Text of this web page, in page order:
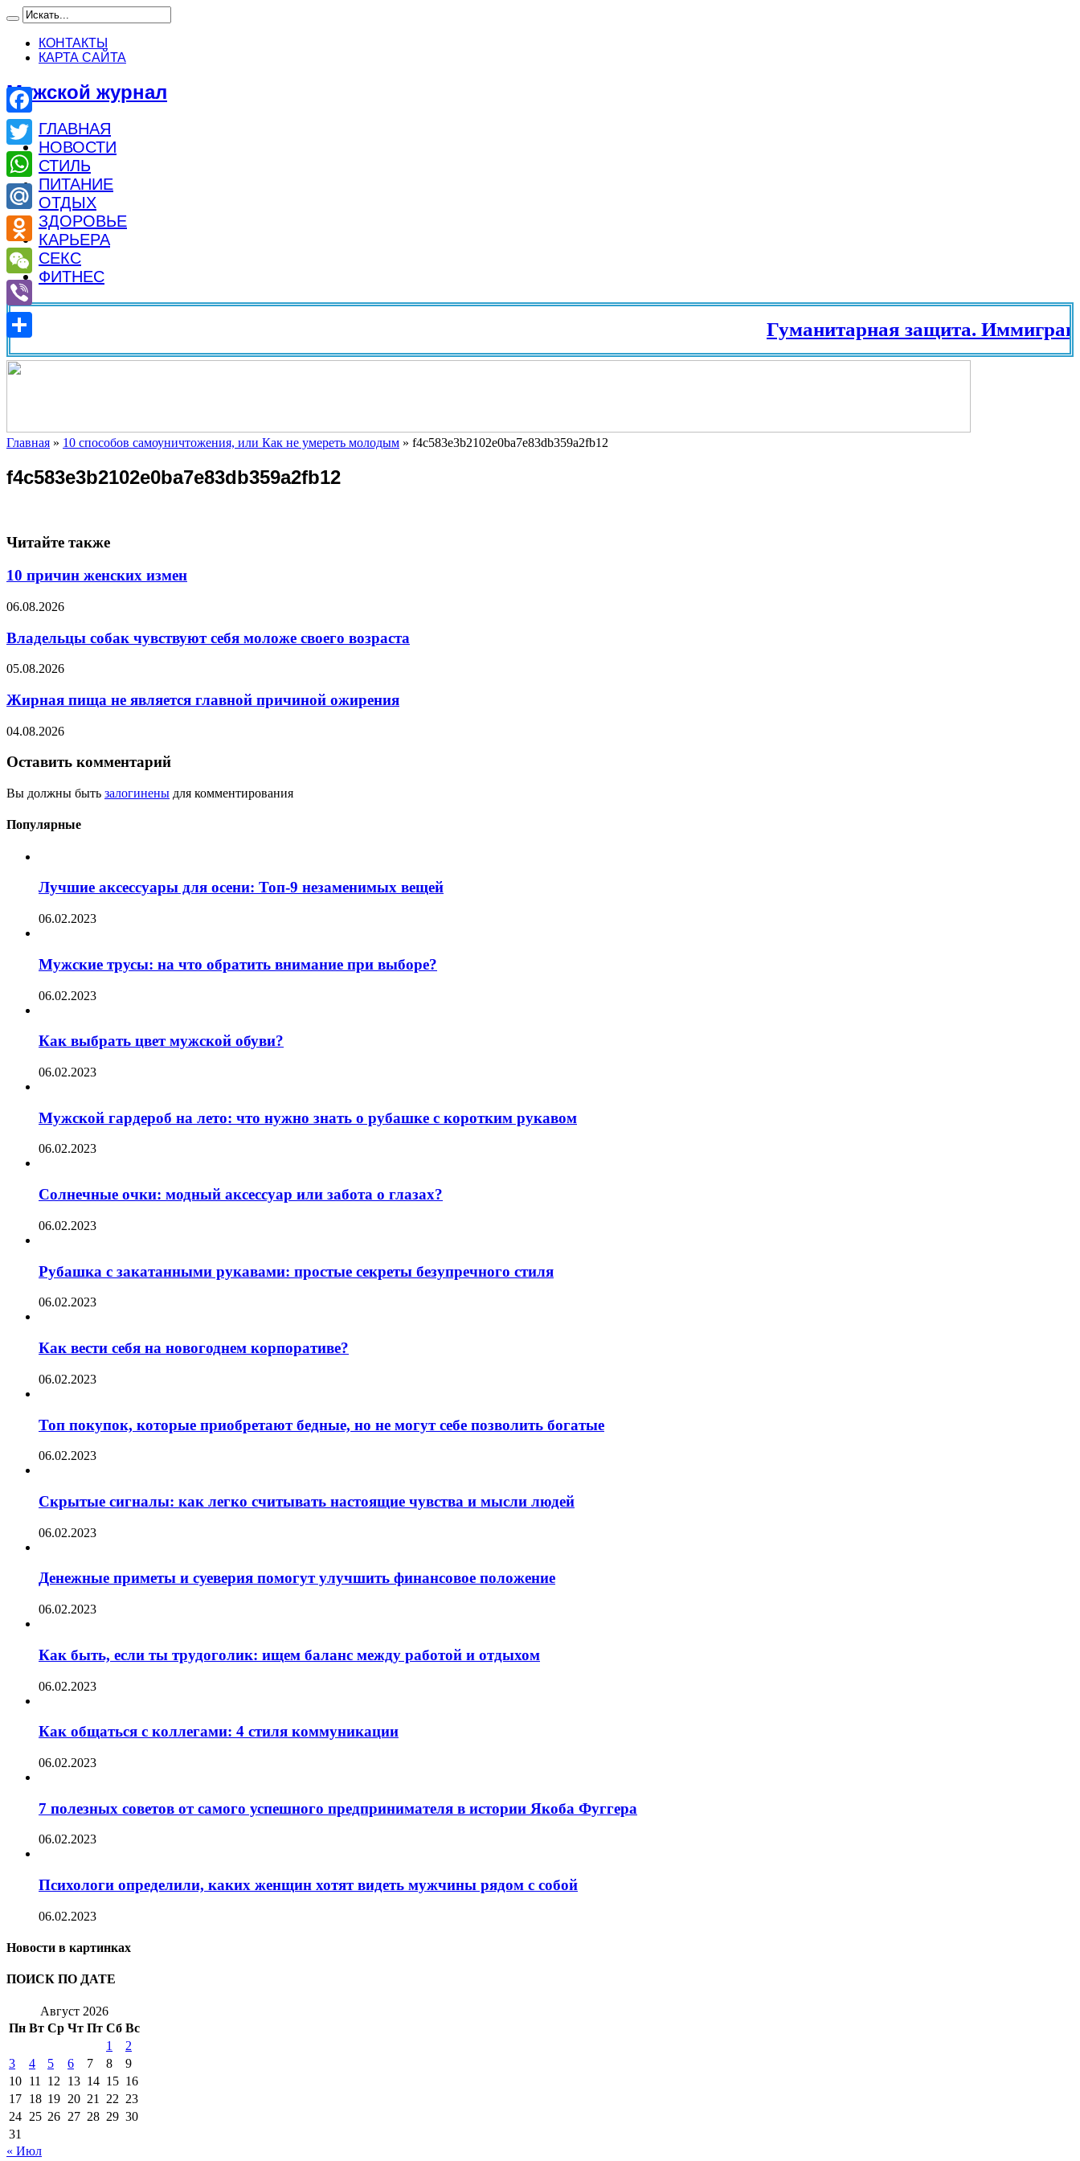
КОНТАКТЫ
КАРТА САЙТА
Мужской журнал
ГЛАВНАЯ
НОВОСТИ
СТИЛЬ
ПИТАНИЕ
ОТДЫХ
ЗДОРОВЬЕ
КАРЬЕРА
СЕКС
ФИТНЕС
Гуманитарная защита.
Главная » 10 способов самоуничтожения, или Как не умереть молодым » f4c583e3b2102e0ba7e83db359a2fb12
f4c583e3b2102e0ba7e83db359a2fb12
Читайте также
10 причин женских измен
06.08.2026
Владельцы собак чувствуют себя моложе своего возраста
05.08.2026
Жирная пища не является главной причиной ожирения
04.08.2026
Оставить комментарий
Вы должны быть залогинены для комментирования
Популярные
Лучшие аксессуары для осени: Топ-9 незаменимых вещей
06.02.2023
Мужские трусы: на что обратить внимание при выборе?
06.02.2023
Как выбрать цвет мужской обуви?
06.02.2023
Мужской гардероб на лето: что нужно знать о рубашке с коротким рукавом
06.02.2023
Солнечные очки: модный аксессуар или забота о глазах?
06.02.2023
Рубашка с закатанными рукавами: простые секреты безупречного стиля
06.02.2023
Как вести себя на новогоднем корпоративе?
06.02.2023
Топ покупок, которые приобретают бедные, но не могут себе позволить богатые
06.02.2023
Скрытые сигналы: как легко считывать настоящие чувства и мысли людей
06.02.2023
Денежные приметы и суеверия помогут улучшить финансовое положение
06.02.2023
Как быть, если ты трудоголик: ищем баланс между работой и отдыхом
06.02.2023
Как общаться с коллегами: 4 стиля коммуникации
06.02.2023
7 полезных советов от самого успешного предпринимателя в истории Якоба Фуггера
06.02.2023
Психологи определили, каких женщин хотят видеть мужчины рядом с собой
06.02.2023
Новости в картинках
ПОИСК ПО ДАТЕ
Август 2026
Пн Вт Ср Чт Пт Сб Вс
1
2
3
4 5 6 7 8
9
10 11 12 13 14 15 16
17 18 19 20 21 22 23
24 25 26 27 28 29 30
31
« Июл
Facebook
Twitter
WhatsApp
Mail.Ru
Odnoklassniki
WeChat
Viber
Отправить